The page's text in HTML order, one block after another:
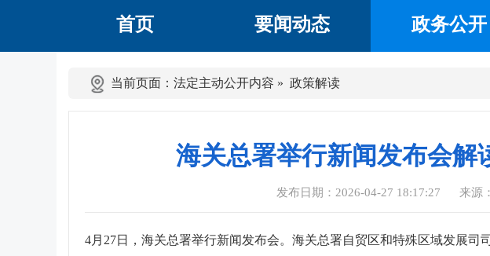
首页 要闻动态 政务公开
当前页面： 法定主动公开内容 » 政策解读
海关总署举行新闻发布会
发布日期：2026-04-27 18:17:27 来源
4月27日，海关总署举行新闻发布会。海关总署自贸区和特殊区域发展司